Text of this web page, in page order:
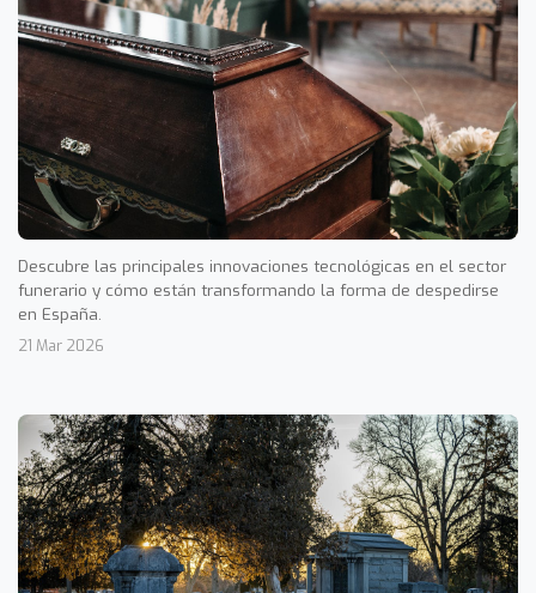
Descubre las principales innovaciones tecnológicas en el sector
funerario y cómo están transformando la forma de despedirse
en España.
21 Mar 2026